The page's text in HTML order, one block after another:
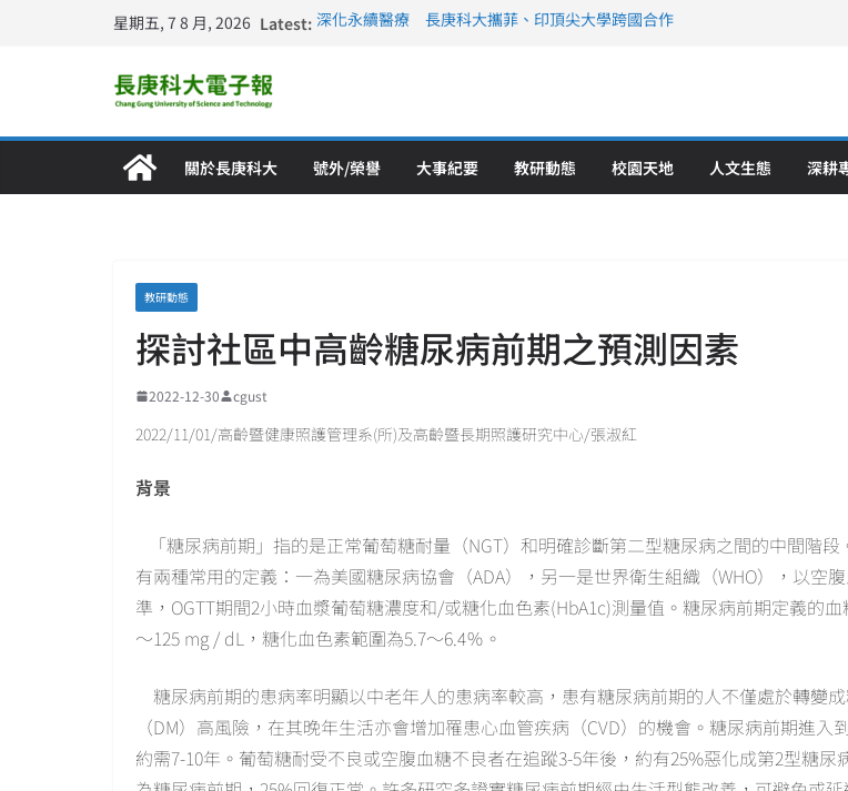
星期五, 7 8 月, 2026 Latest: 深化永續醫療 長庚科大攜菲、印頂尖大學跨國合作
關於長庚科大 號外/榮譽 大事紀要 教研動態 校園天地 人文生態 深耕
教研動態
探討社區中高齡糖尿病前期之預測因素
2022-12-30 cgust
2022/11/01/高齡暨健康照護管理系(所)及高齡暨長期照護研究中心/張淑紅
背景
「糖尿病前期」指的是正常葡萄糖耐量（NGT）和明確診斷第二型糖尿病之間的中間階段
有兩種常用的定義：一為美國糖尿病協會（ADA），另一是世界衛生組織（WHO），以空
準，OGTT期間2小時血漿葡萄糖濃度和/或糖化血色素(HbA1c)測量值。糖尿病前期定義的血
〜125 mg / dL，糖化血色素範圍為5.7〜6.4％。
糖尿病前期的患病率明顯以中老年人的患病率較高，患有糖尿病前期的人不僅處於轉變
（DM）高風險，在其晚年生活亦會增加罹患心血管疾病（CVD）的機會。糖尿病前期進入
約需7-10年。葡萄糖耐受不良或空腹血糖不良者在追蹤3-5年後，約有25%惡化成第2型糖尿